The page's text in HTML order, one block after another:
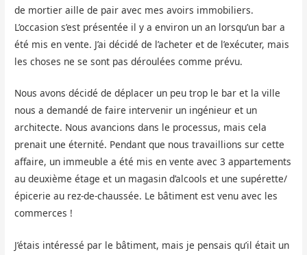
de mortier aille de pair avec mes avoirs immobiliers.
L’occasion s’est présentée il y a environ un an lorsqu’un bar a
été mis en vente. J’ai décidé de l’acheter et de l’exécuter, mais
les choses ne se sont pas déroulées comme prévu.
Nous avons décidé de déplacer un peu trop le bar et la ville
nous a demandé de faire intervenir un ingénieur et un
architecte. Nous avancions dans le processus, mais cela
prenait une éternité. Pendant que nous travaillions sur cette
affaire, un immeuble a été mis en vente avec 3 appartements
au deuxième étage et un magasin d’alcools et une supérette/
épicerie au rez-de-chaussée. Le bâtiment est venu avec les
commerces !
J’étais intéressé par le bâtiment, mais je pensais qu’il était un